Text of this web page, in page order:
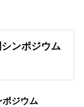
ンポジウム
ポジウム